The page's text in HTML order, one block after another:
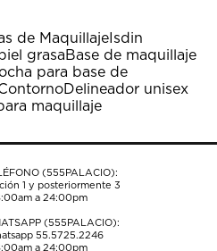
de Maquillaje Isdin
grasaBase de maquillaje
para base de
Delineador unisex
maquillaje
(555PALACIO):
1 y posteriormente 3
a 24:00pm
(555PALACIO):
55.5725.2246
a 24:00pm